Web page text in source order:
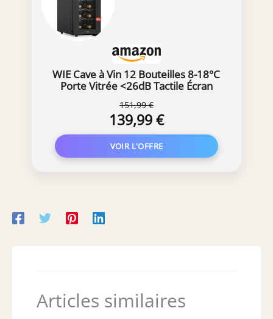
WIE Cave à Vin 12 Bouteilles 8-18°C
Porte Vitrée <26dB Tactile Écran
151,99 €
139,99 €
Articles similaires